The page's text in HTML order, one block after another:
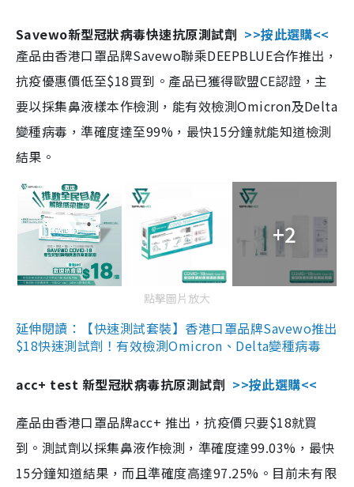
Savewo新型冠狀病毒快速抗原測試劑 >>按此選購<<
產品由香港口罩品牌Savewo聯乘DEEPBLUE合作推出，
抗疫優惠價低至$18買到。產品已獲得歐盟CE認證，主
要以採集鼻液樣本作檢測，能有效檢測Omicron及Delta
變種病毒，準確度達至99%，最快15分鐘就能知道檢測
結果。
+2
點擊圖片放大
延伸閱讀：【快速測試套裝】香港口罩品牌Savewo推出
$18快速測試劑！有效檢測Omicron、Delta變種病毒
acc+ test 新型冠狀病毒抗原測試劑 >>按此選購<<
產品由香港口罩品牌acc+ 推出，抗疫價只要$18就買
到。測試劑以採集鼻液作檢測，準確度達99.03%，最快
15分鐘知道結果，而且準確度高達97.25%。目前未有限